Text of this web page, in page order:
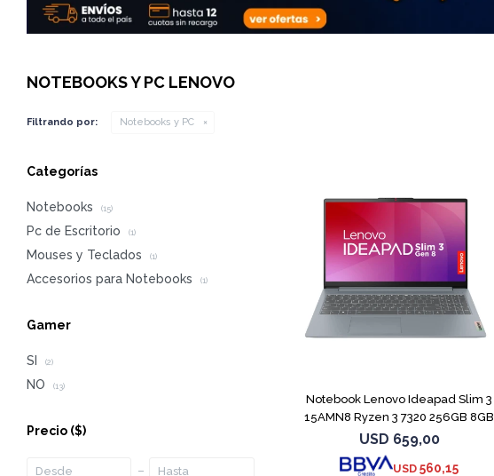
NOTEBOOKS Y PC LENOVO
Filtrando por: Notebooks y PC
Notebook Lenovo Ideapad Slim 3
15AMN8 Ryzen 3 7320 256GB 8GB
USD 659,00
USD 560,15
Categorías
Notebooks (15)
Pc de Escritorio (1)
Mouses y Teclados (1)
Accesorios para Notebooks (1)
Precio ($)
Gamer
SI (2)
NO (13)